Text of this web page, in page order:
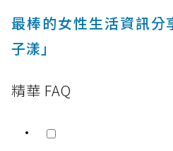
最棒的女性生活資訊分
子漾」
精華 FAQ